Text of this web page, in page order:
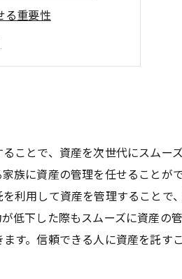
る重要性
信託の成功例
ことで、資産を次世代にスムー
族に資産の管理を任せることが
利用して資産を管理することで
下した際もスムーズに資産の
す。信頼できる人に資産を託す